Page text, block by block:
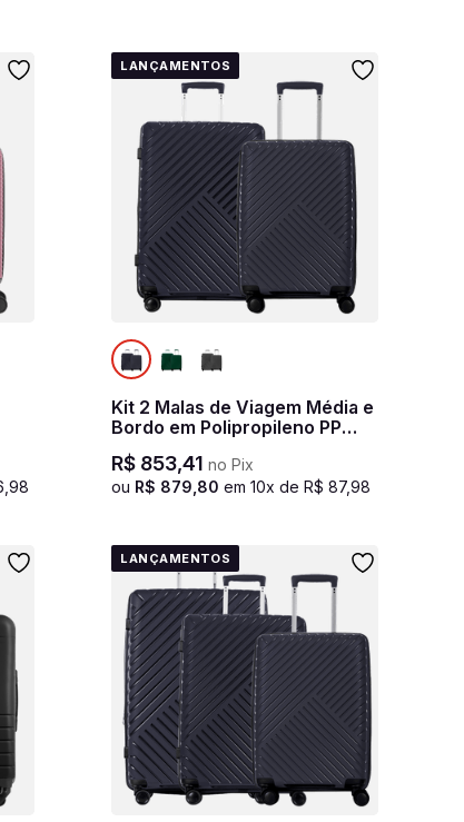
,98
LANÇAMENTOS
Kit 2 Malas de Viagem Média e
Bordo em Polipropileno PP
R$ 853,41 no Pix
ou R$ 879 80 em10x deR$ 87,98
LANÇAMENTOS